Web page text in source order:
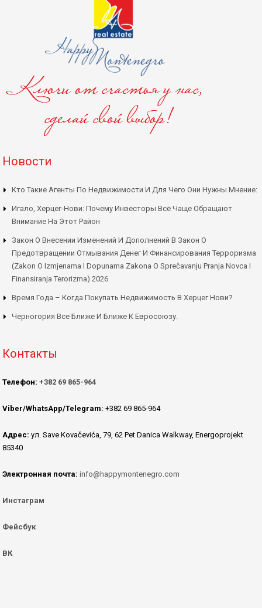
Новости
Кто Такие Агенты По Недвижимости И Для Чего Они Нужны Мнение:
Игало, Херцег-Нови: Почему Инвесторы Всё Чаще Обращают
Внимание На Этот Район
Закон О Внесении Изменений И Дополнений В Закон О
Предотвращении Отмывания Денег И Финансирования Терроризма
(Zakon O Izmjenama I Dopunama Zakona O Sprečavanju Pranja Novca I
Finansiranja Terorizma) 2026
Время Года – Когда Покупать Недвижимость В Херцег Нови?
Черногория Все Ближе И Ближе К Евросоюзу.
Контакты
Телефон: +382 69 865-964
Viber/WhatsApp/Telegram: +382 69 865-964
Адрес: ул. Save Kovačevića, 79, 62 Pet Danica Walkway, Energoprojekt
85340
Электронная почта: info@happymontenegro.com
Инстаграм
Фейсбук
ВК